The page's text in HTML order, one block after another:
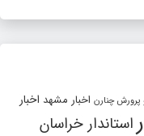
چنارن اخبار مشهد اخبار
استاندار خراسان